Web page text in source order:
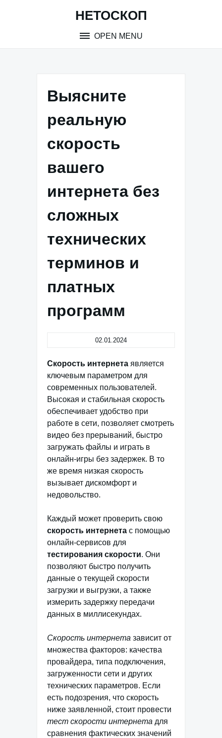
НЕТОСКОП
OPEN MENU
Выясните
реальную
скорость
вашего
интернета без
сложных
технических
терминов и
платных
программ
02.01.2024
Скорость интернета является
ключевым параметром для
современных пользователей.
Высокая и стабильная скорость
обеспечивает удобство при
работе в сети, позволяет смотреть
видео без прерываний, быстро
загружать файлы и играть в
онлайн-игры без задержек. В то
же время низкая скорость
вызывает дискомфорт и
недовольство.
Каждый может проверить свою
скорость интернета с помощью
онлайн-сервисов для
тестирования скорости. Они
позволяют быстро получить
данные о текущей скорости
загрузки и выгрузки, а также
измерить задержку передачи
данных в миллисекундах.
Скорость интернета зависит от
множества факторов: качества
провайдера, типа подключения,
загруженности сети и других
технических параметров. Если
есть подозрения, что скорость
ниже заявленной, стоит провести
тест скорости интернета для
сравнения фактических значений